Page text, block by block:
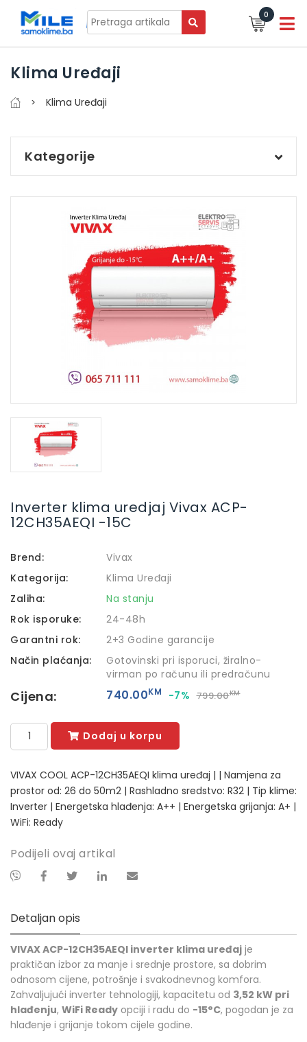
0
Klima Uređaji
Klima Uređaji
Kategorije
Inverter klima uredjaj Vivax ACP-
12CH35AEQI -15C
Brend:
Vivax
Kategorija:
Klima Uređaji
Zaliha:
Na stanju
Rok isporuke:
24-48h
Garantni rok:
2+3 Godine garancije
Način plaćanja:
Gotovinski pri isporuci, žiralno-
virman po računu ili predračunu
Cijena: 740.00KM -7% 799.00KM
Dodaj u korpu
VIVAX COOL ACP-12CH35AEQI klima uređaj | | Namjena za
prostor od: 26 do 50m2 | Rashladno sredstvo: R32 | Tip klime:
Inverter | Energetska hlađenja: A++ | Energetska grijanja: A+ |
WiFi: Ready
Podijeli ovaj artikal
Detaljan opis
VIVAX ACP-12CH35AEQI inverter klima uređaj je
praktičan izbor za manje i srednje prostore, sa dobrim
odnosom cijene, potrošnje i svakodnevnog komfora.
Zahvaljujući inverter tehnologiji, kapacitetu od 3,52 kW pri
hlađenju, WiFi Ready opciji i radu do -15°C, pogodan je za
hlađenje i grijanje tokom cijele godine.